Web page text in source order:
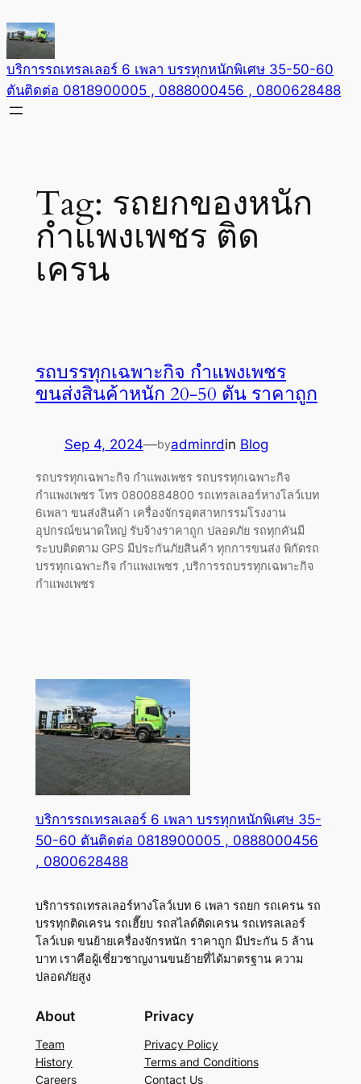
to
content
บริการรถเทรลเลอร์ 6 เพลา บรรทุกหนักพิเศษ 35-50-60
ตันติดต่อ 0818900005 , 0888000456 , 0800628488
Tag: รถยกของหนัก
กำแพงเพชร ติด
เครน
รถบรรทุกเฉพาะกิจ กำแพงเพชร
ขนส่งสินค้าหนัก 20-50 ตัน ราคาถูก
Sep 4, 2024—byadminrdin Blog
รถบรรทุกเฉพาะกิจ กำแพงเพชร รถบรรทุกเฉพาะกิจ
กำแพงเพชร โทร 0800884800 รถเทรลเลอร์หางโลว์เบท
6เพลา ขนส่งสินค้า เครื่องจักรอุตสาหกรรมโรงงาน
อุปกรณ์ขนาดใหญ่ รับจ้างราคาถูก ปลอดภัย รถทุกคันมี
ระบบติดตาม GPS มีประกันภัยสินค้า ทุกการขนส่ง พิกัดรถ
บรรทุกเฉพาะกิจ กำแพงเพชร ,บริการรถบรรทุกเฉพาะกิจ
กำแพงเพชร
บริการรถเทรลเลอร์ 6 เพลา บรรทุกหนักพิเศษ 35-
50-60 ตันติดต่อ 0818900005 , 0888000456
, 0800628488
บริการรถเทรลเลอร์หางโลว์เบท 6 เพลา รถยก รถเครน รถ
บรรทุกติดเครน รถเฮี๊ยบ รถสไลด์ติดเครน รถเทรลเลอร์
โลว์เบด ขนย้ายเครื่องจักรหนัก ราคาถูก มีประกัน 5 ล้าน
บาท เราคือผู้เชี่ยวชาญงานขนย้ายที่ได้มาตรฐาน ความ
ปลอดภัยสูง
About
Team
History
Careers
Privacy
Privacy Policy
Terms and Conditions
Contact Us